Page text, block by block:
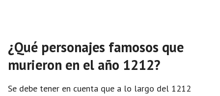
¿Qué personajes famosos que
murieron en el año 1212?
Se debe tener en cuenta que a lo largo del 1212